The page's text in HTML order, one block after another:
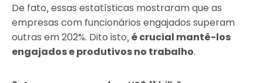
De fato, essas estatísticas mostraram que as
empresas com funcionários engajados superam
outras em 202%. Dito isto, é crucial mantê-los
engajados e produtivos no trabalho.